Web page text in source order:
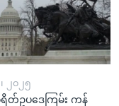
၂၀၂၅
တ်ဥပဒေကြမ်း ကန်